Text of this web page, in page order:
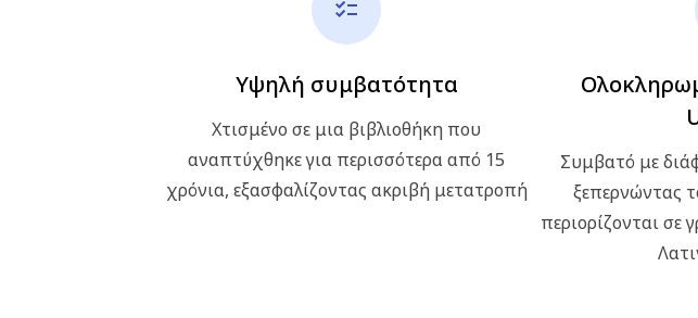
Υψηλή συμβατότητα
Χτισμένο σε μια βιβλιοθήκη που
αναπτύχθηκε για περισσότερα από 15
χρόνια, εξασφαλίζοντας ακριβή μετατροπή
Συμβατό με
ξεπερνώντας
περιορίζονται σε